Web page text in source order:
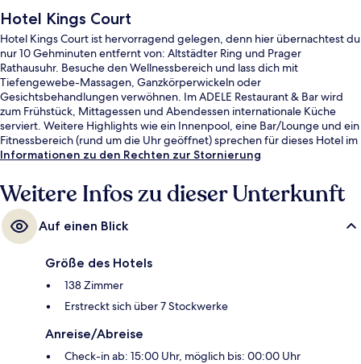
Hotel Kings Court
Hotel Kings Court ist hervorragend gelegen, denn hier übernachtest du
nur 10 Gehminuten entfernt von: Altstädter Ring und Prager
Rathausuhr. Besuche den Wellnessbereich und lass dich mit
Tiefengewebe-Massagen, Ganzkörperwickeln oder
Gesichtsbehandlungen verwöhnen. Im ADELE Restaurant & Bar wird
zum Frühstück, Mittagessen und Abendessen internationale Küche
serviert. Weitere Highlights wie ein Innenpool, eine Bar/Lounge und ein
Fitnessbereich (rund um die Uhr geöffnet) sprechen für dieses Hotel im
luxuriösen Stil. Anderen Reisenden gefallen das hilfsbereite Personal
einen kurzen Fußmarsch entfernt: Zur Metrostation Náměstí Republiky
sind es nur wenige Schritte und zur Haltestelle Dlouhá třída 3 Minuten.
Informationen zu den Rechten zur Stornierung
Weitere Infos zu dieser Unterkunft
Auf einen Blick
Größe des Hotels
138 Zimmer
Erstreckt sich über 7 Stockwerke
Anreise/Abreise
Check-in ab: 15:00 Uhr, möglich bis: 00:00 Uhr